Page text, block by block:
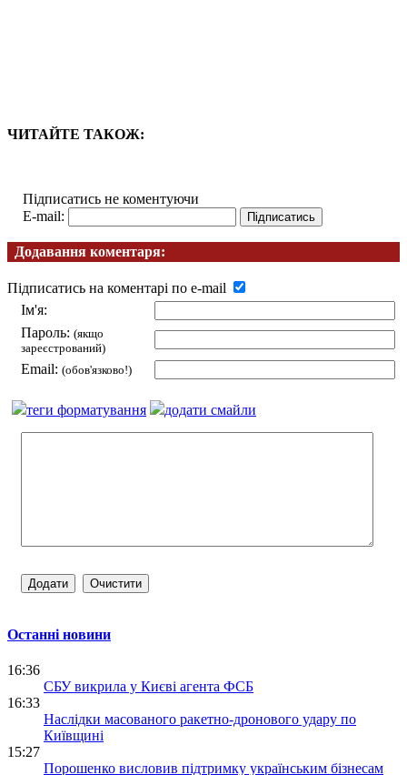
ЧИТАЙТЕ ТАКОЖ:
Підписатись не коментуючи
E-mail:
Додавання коментаря:
Підписатись на коментарі по e-mail
Ім'я:
Пароль: (якщо
зареєстрований)
Email: (обов'язково!)
теги форматування додати смайли
Останні новини
16:36
СБУ викрила у Києві агента ФСБ
16:33
Наслідки масованого ракетно-дронового удару по
Київщині
15:27
Порошенко висловив підтримку українським бізнесам